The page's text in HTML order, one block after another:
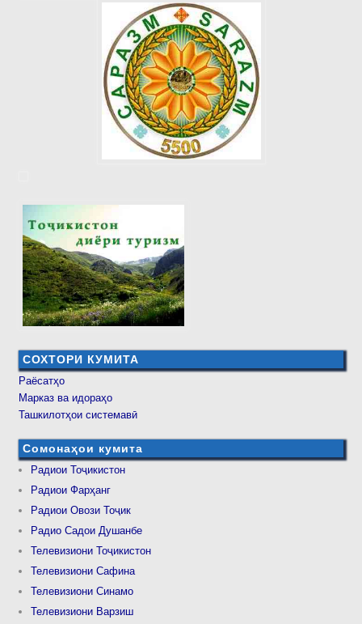
СОХТОРИ КУМИТА
Раёсатҳо
Марказ ва идораҳо
Ташкилотҳои системавӣ
Сомонаҳои кумита
Радиои Тоҷикистон
Радиои Фарҳанг
Радиои Овози Тоҷик
Радио Садои Душанбе
Телевизиони Тоҷикистон
Телевизиони Сафина
Телевизиони Синамо
Телевизиони Варзиш